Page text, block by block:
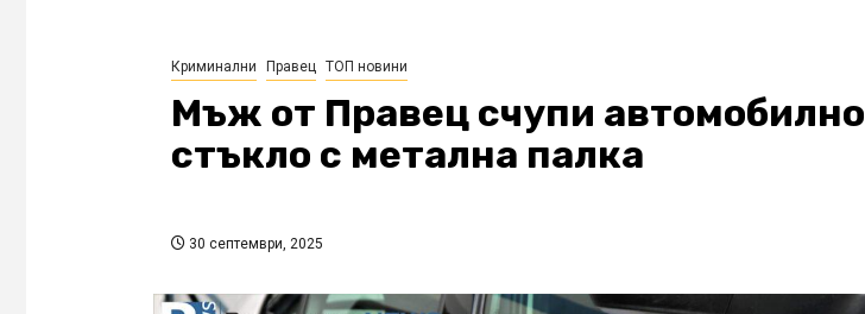
Криминални Правец ТОП новини
Мъж от Правец счупи автомобилно
стъкло с метална палка
30 септември, 2025